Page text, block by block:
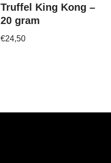
Truffel King Kong –
20 gram
€24,50